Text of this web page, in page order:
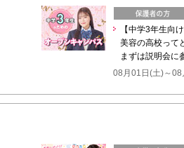
【中学3年生向
美容の高校って
まずは説明会に
08月01日(土)～08